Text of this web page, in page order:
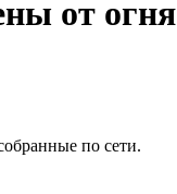
от огня
по сети.